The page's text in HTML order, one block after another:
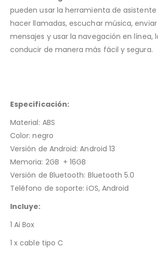
pueden usar la herramienta de asistente
hacer llamadas, escuchar música,
mensajes y usar la navegación en línea,
conducir de manera más fácil y segura.
Especificación:
Material: ABS
Color: negro
Versión de Android: Android 13
Memoria: 2GB + 16GB
Versión de Bluetooth: Bluetooth 5.0
Teléfono de soporte: iOS, Android
Incluye:
1 Ai Box
1 x cable tipo C